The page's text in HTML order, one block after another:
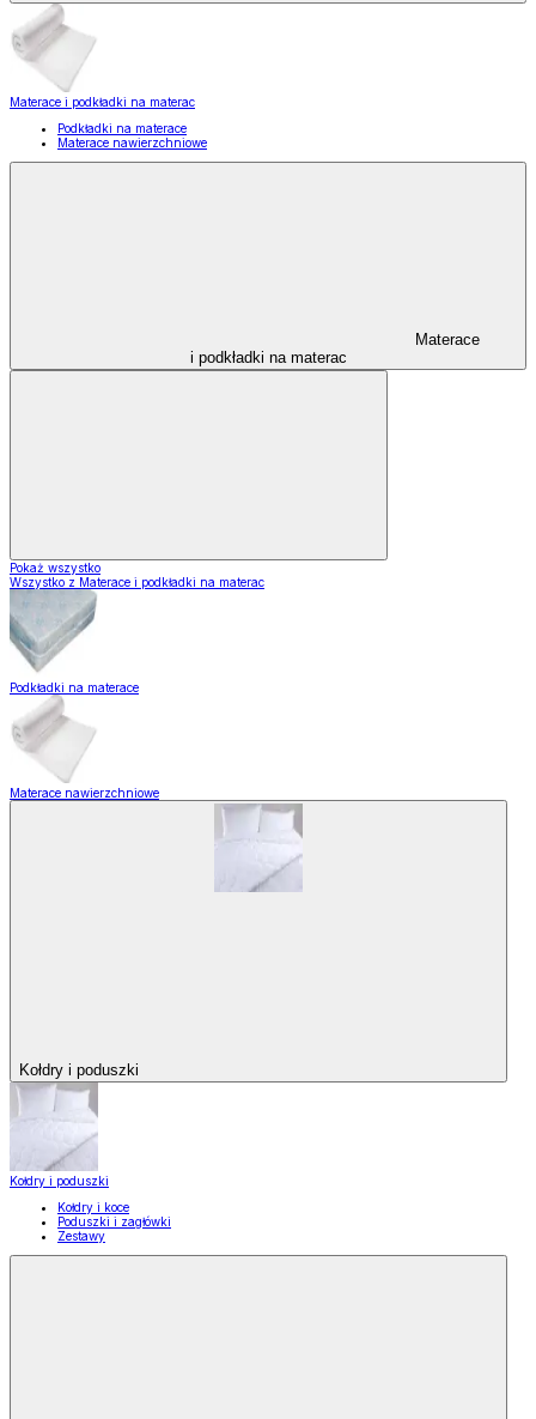
Materace i podkładki na materac
Podkładki na materace
Materace nawierzchniowe
Materace
i podkładki na materac
Pokaż wszystko
Wszystko z Materace i podkładki na materac
Podkładki na materace
Materace nawierzchniowe
Kołdry i poduszki
Kołdry i poduszki
Kołdry i koce
Poduszki i zagłówki
Zestawy